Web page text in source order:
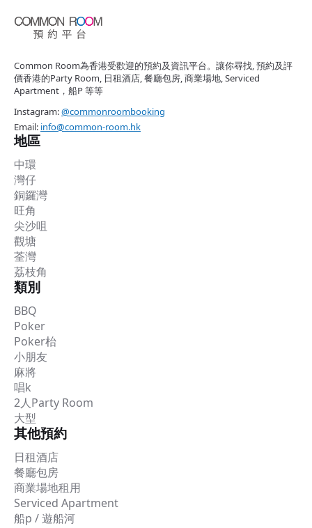
Common Room為香港受歡迎的預約及資訊平台。讓你尋找, 預約及評
價香港的Party Room, 日租酒店, 餐廳包房, 商業場地, Serviced
Apartment，船P 等等
Instagram:@commonroombooking
Email: info@common-room.hk
地區
中環
灣仔
銅鑼灣
旺角
尖沙咀
觀塘
荃灣
荔枝角
類別
BBQ
Poker
Poker枱
小朋友
麻將
唱k
2人Party Room
大型
其他預約
日租酒店
餐廳包房
商業場地租用
Serviced Apartment
船p / 遊船河